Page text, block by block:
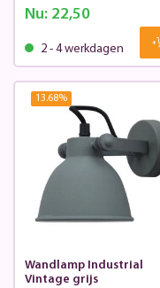
Nu:22,50
2 - 4 werkdagen
13.68%
Wandlamp Industrial
Vintage grijs